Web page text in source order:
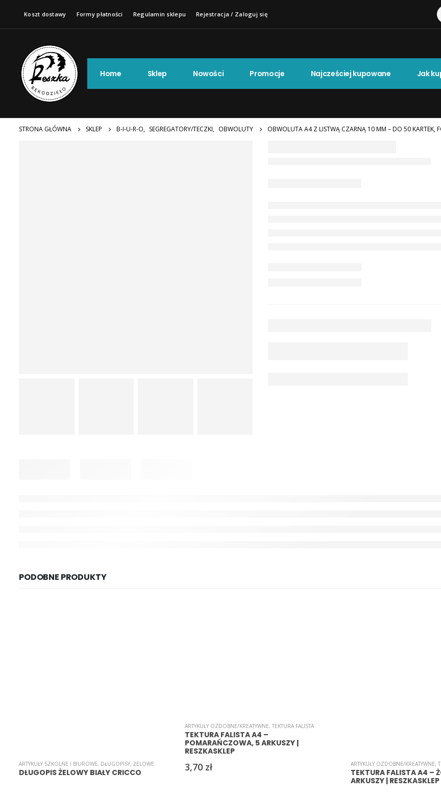
Koszt dostawy Formy płatności Regulamin sklepu Rejestracja / Zaloguj się
Home Sklep Nowości Promocje Najcześciej kupowane Jak
STRONA GŁÓWNA SKLEP B-I-U-R-O, SEGREGATORY/TECZKI, OBWOLUTY OBWOLUTA A4 Z LISTWĄ CZARNĄ 10 MM – DO 50 KARTEK,
PODOBNE PRODUKTY
ARTYKUŁY SZKOLNE I BIUROWE, DŁUGOPISY, ŻELOWE
DŁUGOPIS ŻELOWY BIAŁY CRICCO
ARTYKUŁY OZDOBNE/KREATYWNE, TEKTURA FALISTA
TEKTURA FALISTA A4 –
POMARAŃCZOWA, 5 ARKUSZY |
RESZKASKLEP
3,70 zł ARTYKUŁY OZDOBNE/KREATYWNE,
TEKTURA FALISTA A4 –
ARKUSZY | RESZKASKLEP